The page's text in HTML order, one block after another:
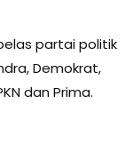
partai politik
Demokrat,
dan Prima.